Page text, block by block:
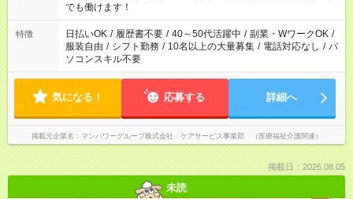
となります ※労働者派遣法（日雇い派遣の原則禁止）により、
短時間・短期間の就業はご案内が難しい場合があります
でも働けます！
特徴 日払いOK / 履歴書不要 / 40～50代活躍中 / 副業・WワークOK /
服装自由 / シフト勤務 / 10名以上の大量募集 / 電話対応なし / パ
ソコンスキル不要
気になる！ 応募する 詳細へ
掲載元企業名 マンパワーグループ株式会社 ケアサービス事業部 （医療福祉介護関連）
掲載日：2026.08.05
未読